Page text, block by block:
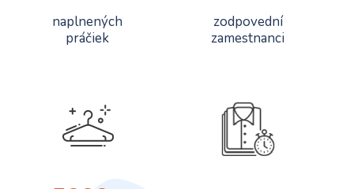
naplnených
práčiek
zodpovední
zamestnanci